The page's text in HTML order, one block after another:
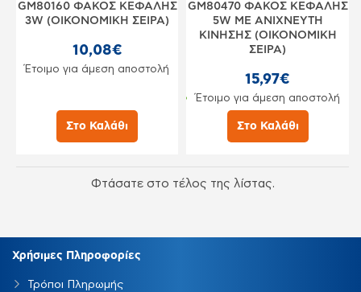
GM80160 ΦΑΚΟΣ ΚΕΦΑΛΗΣ
3W (ΟΙΚΟΝΟΜΙΚΗ ΣΕΙΡΑ)
10,08€
Έτοιμο για άμεση αποστολή
Στο Καλάθι
GM80470 ΦΑΚΟΣ ΚΕΦΑΛΗΣ
5W ME ANIXNEYTH
ΚΙΝΗΣΗΣ (ΟΙΚΟΝΟΜΙΚΗ
ΣΕΙΡΑ)
15,97€
Έτοιμο για άμεση αποστολή
Στο Καλάθι
Φτάσατε στο τέλος της λίστας.
Χρήσιμες Πληροφορίες
Τρόποι Πληρωμής